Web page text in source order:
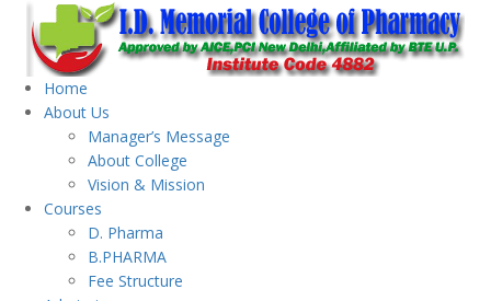
Home
About Us
Manager’s Message
About College
Vision & Mission
Courses
D. Pharma
B.PHARMA
Fee Structure